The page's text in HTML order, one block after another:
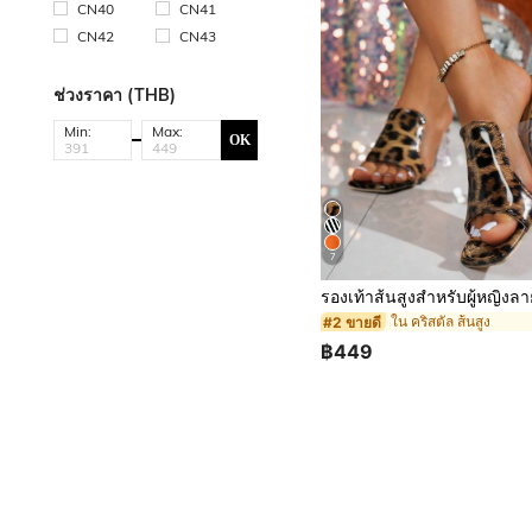
CN40
CN41
CN42
CN43
ช่วงราคา (THB)
Min: Max: OK
7
#2 ขายดี ใน คริสตัล ส้นสูง
฿449